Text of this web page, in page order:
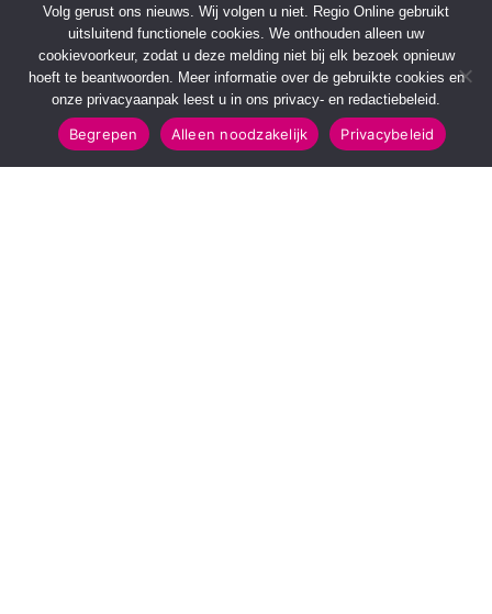
Volg gerust ons nieuws. Wij volgen u niet. Regio Online gebruikt
uitsluitend functionele cookies. We onthouden alleen uw
cookievoorkeur, zodat u deze melding niet bij elk bezoek opnieuw
hoeft te beantwoorden. Meer informatie over de gebruikte cookies en
onze privacyaanpak leest u in ons privacy- en redactiebeleid.
Begrepen Alleen noodzakelijk Privacybeleid